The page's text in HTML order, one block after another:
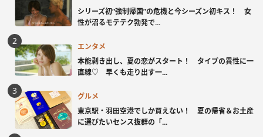
シリーズ初“強制帰国”の危機と今シーズン初キス！ 女
性が沼るモテテク勃発で...
エンタメ
本能剥き出し、夏の恋がスタート！ タイプの異性に一
直線♡ 早くも走り出す一...
グルメ
東京駅・羽田空港でしか買えない！ 夏の帰省＆お土産
に選びたいセンス抜群の「...